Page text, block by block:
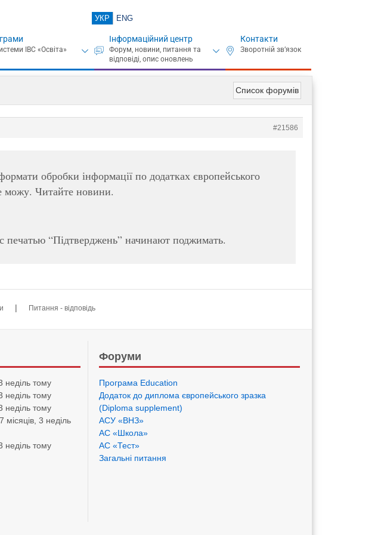
УКР ENG
Інформаційний центр Контакти
Список форумів
#21586
обробки інформації по додатках європейського
можу. Читайте новини.
“Підтверджень” начинают поджимать.
| Питання - відповідь
неділь тому
неділь тому
неділь тому
7 місяців, 3 неділь
неділь тому
Форуми
Програма Eduсation
Додаток до диплома європейського зразка
(Diploma supplement)
АСУ «ВНЗ»
АС «Школа»
АС «Тест»
Загальні питання